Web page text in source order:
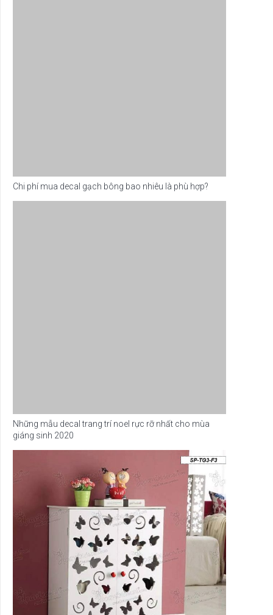
Chi phí mua decal gạch bông bao nhiêu là phù hợp?
Những mẫu decal trang trí noel rực rỡ nhất cho mùa
giáng sinh 2020